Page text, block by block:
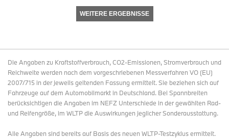
WEITERE ERGEBNISSE
Die Angaben zu Kraftstoffverbrauch, CO2-Emissionen, Stromverbrauch und
Reichweite werden nach dem vorgeschriebenen Messverfahren VO (EU)
2007/715 in der jeweils geltenden Fassung ermittelt. Sie beziehen sich auf
Fahrzeuge auf dem Automobilmarkt in Deutschland. Bei Spannbreiten
berücksichtigen die Angaben im NEFZ Unterschiede in der gewählten Rad-
und Reifengröße, im WLTP die Auswirkungen jeglicher Sonderausstattung.
Alle Angaben sind bereits auf Basis des neuen WLTP-Testzyklus ermittelt.